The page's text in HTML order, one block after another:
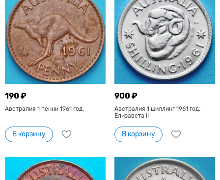
190 ₽
Австралия 1 пенни 1961 год.
В корзину
900 ₽
Австралия 1 шиллинг 1961 год.
Елизавета II
В корзину